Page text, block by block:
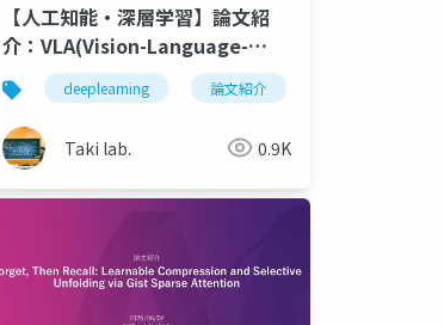
深層学習 人工知能
【人工知能・深層学習】論文紹
介：VLA(Vision-Language-
Action)モデルについてのまとめ
【SayCAN, RT-1, RT-2,
OpneVLA, Diffusion Policy,
π0】
deeplearning 論文紹介
Taki lab. 0.9K